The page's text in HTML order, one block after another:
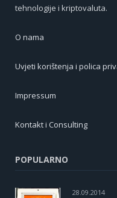
tehnologije i kriptovaluta.
O nama
Uvjeti korištenja i polica
Impressum
Kontakt i Consulting
POPULARNO
28.09.2014